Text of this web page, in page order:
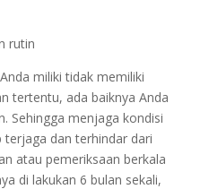
rutin
miliki tidak memiliki
tertentu, ada baiknya Anda
Sehingga menjaga kondisi
dan terhindar dari
atau pemeriksaan berkala
di lakukan 6 bulan sekali,